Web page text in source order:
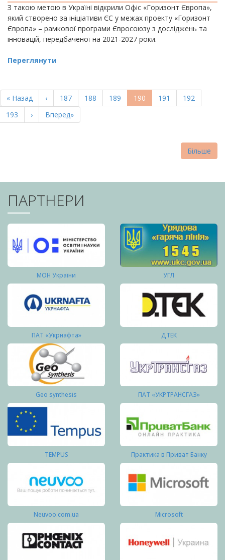
З такою метою в Україні відкрили Офіс «Горизонт Європа»,
який створено за ініціативи ЄС у межах проекту «Горизонт
Європа» – рамкової програми Євросоюзу з досліджень та
інновацій, передбаченої на 2021-2027 роки.
Переглянути
НА
СТОРІНКИ
Перша
сторінка
« Назад
Попередня
сторінка
‹ Page
187 Page
188 Page
189
Поточна
сторінка
190 Page
191 Page
192
Page
193
Наступна
сторінка
›
Остання
сторінка
Вперед»
Більше
ПАРТНЕРИ
МОН України УГЛ
ПАТ «Укрнафта» ДТЕК
Geo synthesis ПАТ «УКРТРАНСГАЗ»
TEMPUS Практика в Приват Банку
Neuvoo.com.ua Microsoft